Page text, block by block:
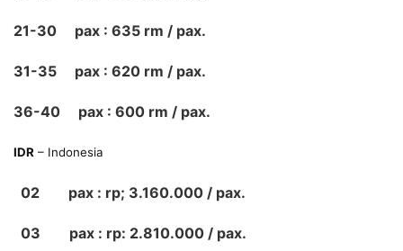
21-30 pax : 635 rm / pax.
31-35 pax : 620 rm / pax.
36-40 pax : 600 rm / pax.
IDR – Indonesia
02 pax : rp; 3.160.000 / pax.
03 pax : rp: 2.810.000 / pax.